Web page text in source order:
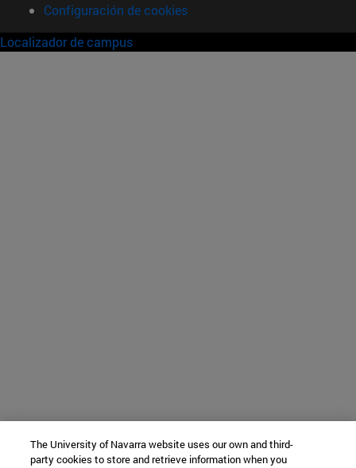
Configuración de cookies
Localizador de campus
The University of Navarra website uses our own and third-
party cookies to store and retrieve information when you